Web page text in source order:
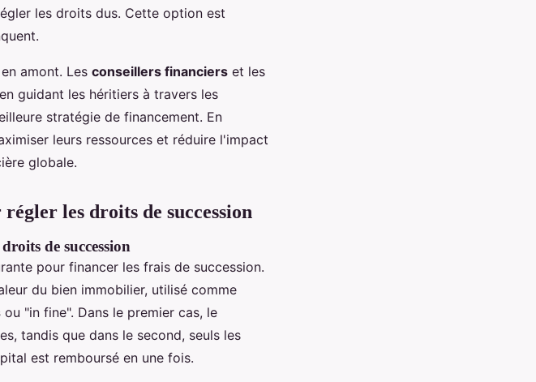
les droits dus. Cette option est
amont. Les conseillers financiers et les
guidant les héritiers à travers les
stratégie de financement. En
leurs ressources et réduire l'impact
globale.
les droits de succession
de succession
pour financer les frais de succession.
du bien immobilier, utilisé comme
ou "in fine". Dans le premier cas, le
tandis que dans le second, seuls les
est remboursé en une fois.